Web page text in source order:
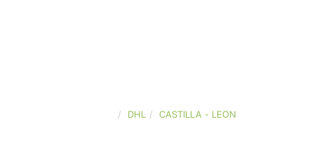
DHL CASTILLA - LEON